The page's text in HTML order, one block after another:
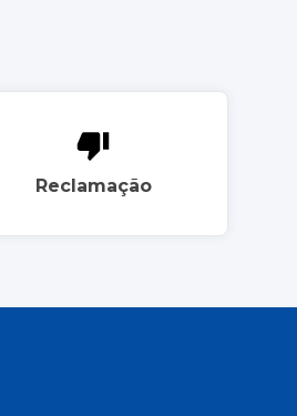
Reclamação